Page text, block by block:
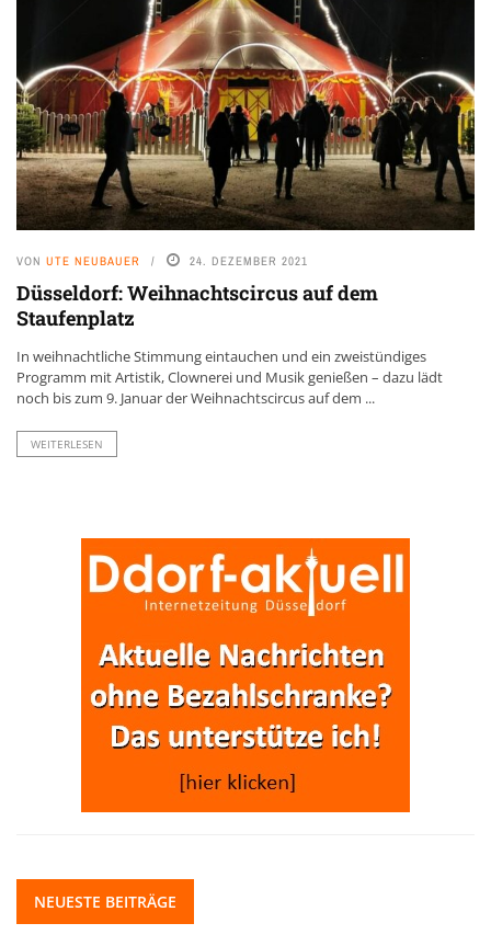
VON UTE NEUBAUER 24. DEZEMBER 2021
Düsseldorf: Weihnachtscircus auf dem
Staufenplatz
In weihnachtliche Stimmung eintauchen und ein zweistündiges
Programm mit Artistik, Clownerei und Musik genießen – dazu lädt
noch bis zum 9. Januar der Weihnachtscircus auf dem ...
WEITERLESEN
NEUESTE BEITRÄGE